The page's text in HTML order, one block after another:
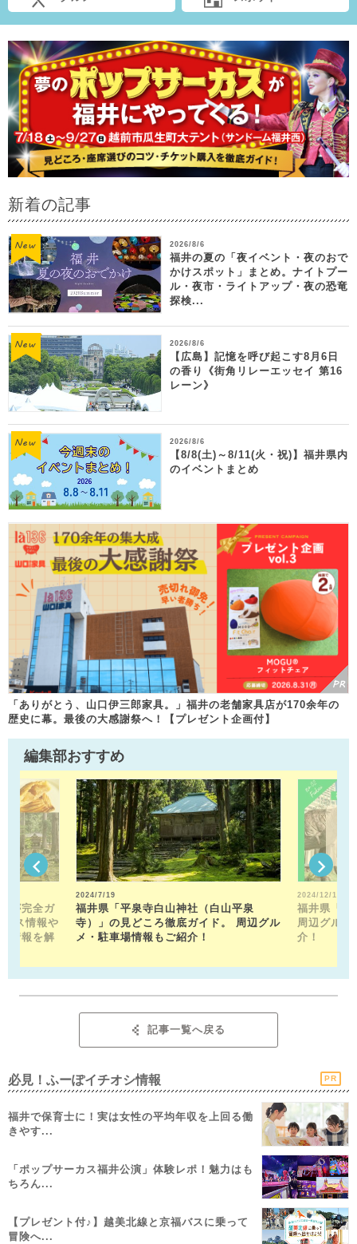
新着の記事
2026/8/6
福井の夏の「夜イベント・夜のおで
かけスポット」まとめ。ナイトプー
ル・夜市・ライトアップ・夜の恐竜
探検...
2026/8/6
【広島】記憶を呼び起こす8月6日
の香り《街角リレーエッセイ 第16
レーン》
2026/8/6
【8/8(土)～8/11(火・祝)】福井県内
のイベントまとめ
「ありがとう、山口伊三郎家具。」福井の老舗家具店が170余年の
歴史に幕。最後の大感謝祭へ！【プレゼント企画付】
編集部おすすめ
が完全ガ
ス情報や
情報を解
2024/7/19
福井県「平泉寺白山神社（白山平泉
寺）」の見どころ徹底ガイド。 周辺グル
メ・駐車場情報もご紹介！
2024/12/13
福井県「福
周辺グルメ
介！
記事一覧へ戻る
必見！ふーぽイチオシ情報 PR
福井で保育士に！実は女性の平均年収を上回る働
きやす...
「ポップサーカス福井公演」体験レポ！魅力はも
ちろん...
【プレゼント付♪】越美北線と京福バスに乗って
冒険へ...